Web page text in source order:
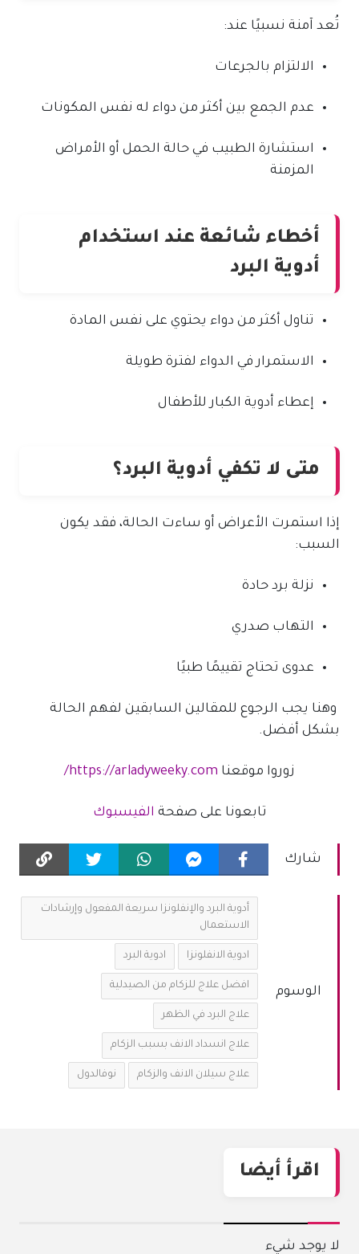
تُعد آمنة نسبيًا عند:
الالتزام بالجرعات
عدم الجمع بين أكثر من دواء له نفس المكونات
استشارة الطبيب في حالة الحمل أو الأمراض
المزمنة
أخطاء شائعة عند استخدام
أدوية البرد
تناول أكثر من دواء يحتوي على نفس المادة
الاستمرار في الدواء لفترة طويلة
إعطاء أدوية الكبار للأطفال
متى لا تكفي أدوية البرد؟
إذا استمرت الأعراض أو ساءت الحالة، فقد يكون
السبب:
نزلة برد حادة
التهاب صدري
عدوى تحتاج تقييمًا طبيًا
وهنا يجب الرجوع للمقالين السابقين لفهم الحالة
بشكل أفضل.
زوروا موقعنا https://arladyweeky.com/
تابعونا على صفحة الفيسبوك
شارك
الوسوم
أدوية البرد والإنفلونزا سريعة المفعول وإرشادات
الاستعمال
ادوية الانفلونزا ادوية البرد
افضل علاج للزكام من الصيدلية
علاج البرد في الظهر
علاج انسداد الانف بسبب الزكام
علاج سيلان الانف والزكام نوفالدول
اقرأ أيضا
لا يوجد شيء